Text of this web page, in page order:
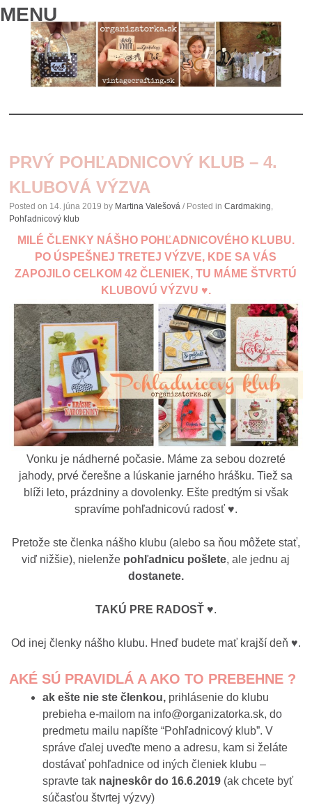
MENU
CONTENT
PRVÝ POHĽADNICOVÝ KLUB – 4.
KLUBOVÁ VÝZVA
Posted on 14. júna 2019 by Martina Valešová / Posted inCardmaking
Pohľadnicový klub
MILÉ ČLENKY NÁŠHO POHĽADNICOVÉHO KLUBU.
PO ÚSPEŠNEJ TRETEJ VÝZVE, KDE SA VÁS
ZAPOJILO CELKOM 42 ČLENIEK, TU MÁME ŠTVRTÚ
KLUBOVÚ VÝZVU ♥.
Vonku je nádherné počasie. Máme za sebou dozreté
jahody, prvé čerešne a lúskanie jarného hrášku. Tiež sa
blíži leto, prázdniny a dovolenky. Ešte predtým si však
spravíme pohľadnicovú radosť ♥.
Pretože ste členka nášho klubu (alebo sa ňou môžete stať,
viď nižšie), nielenže pohľadnicu pošlete, ale jednu aj
dostanete.
TAKÚ PRE RADOSŤ ♥.
Od inej členky nášho klubu. Hneď budete mať krajší deň ♥.
AKÉ SÚ PRAVIDLÁ A AKO TO PREBEHNE ?
ak ešte nie ste členkou, prihlásenie do klubu
prebieha e-mailom na info@organizatorka.sk, do
predmetu mailu napíšte “Pohľadnicový klub”. V
správe ďalej uveďte meno a adresu, kam si želáte
dostávať pohľadnice od iných členiek klubu –
spravte tak najneskôr do 16.6.2019 (ak chcete byť
súčasťou štvrtej výzvy)